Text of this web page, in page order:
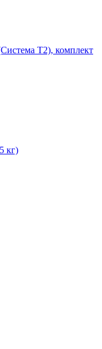
Т2), комплект
кг)